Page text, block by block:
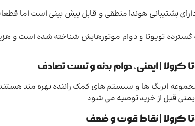
دارای پشتیبانی هوندا منطقی و قابل پیش بینی است
تویوتا و دوام موتورهایش شناخته شده است و
کرولا | ایمنی، دوام بدنه و تست تصادف
ایربگ ها و سیستم های کمک راننده بهره مند
قبل از خرید توصیه می شود
کرولا | نقاط قوت و ضعف